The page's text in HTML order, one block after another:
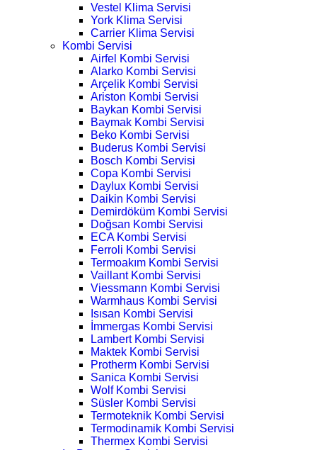
Vestel Klima Servisi
York Klima Servisi
Carrier Klima Servisi
Kombi Servisi
Airfel Kombi Servisi
Alarko Kombi Servisi
Arçelik Kombi Servisi
Ariston Kombi Servisi
Baykan Kombi Servisi
Baymak Kombi Servisi
Beko Kombi Servisi
Buderus Kombi Servisi
Bosch Kombi Servisi
Copa Kombi Servisi
Daylux Kombi Servisi
Daikin Kombi Servisi
Demirdöküm Kombi Servisi
Doğsan Kombi Servisi
ECA Kombi Servisi
Ferroli Kombi Servisi
Termoakım Kombi Servisi
Vaillant Kombi Servisi
Viessmann Kombi Servisi
Warmhaus Kombi Servisi
Isısan Kombi Servisi
İmmergas Kombi Servisi
Lambert Kombi Servisi
Maktek Kombi Servisi
Protherm Kombi Servisi
Sanica Kombi Servisi
Wolf Kombi Servisi
Süsler Kombi Servisi
Termoteknik Kombi Servisi
Termodinamik Kombi Servisi
Thermex Kombi Servisi